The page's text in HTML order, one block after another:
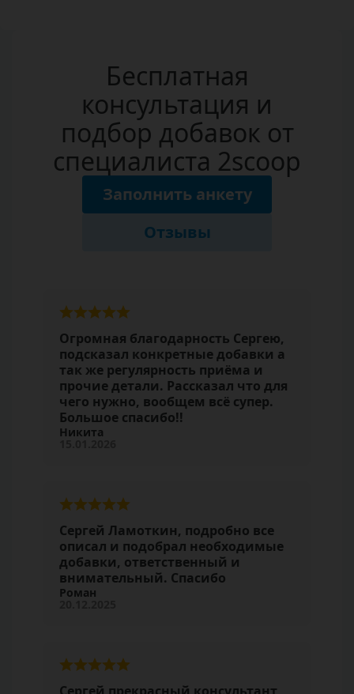
Бесплатная
консультация и
подбор добавок от
специалиста 2scoop
Заполнить анкету
Отзывы
Огромная благодарность Сергею,
подсказал конкретные добавки а
так же регулярность приёма и
прочие детали. Рассказал что для
чего нужно, вообщем всё супер.
Большое спасибо!!
Никита
Сергей Ламоткин, подробно все
описал и подобрал необходимые
добавки, ответственный и
внимательный. Спасибо
Роман